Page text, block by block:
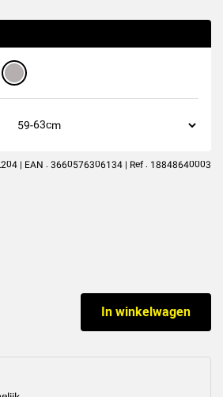
| EAN : 3660576306134 | Ref : 18848640003
In winkelwagen